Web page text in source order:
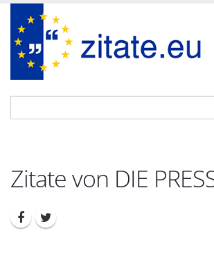
Zitate von DIE